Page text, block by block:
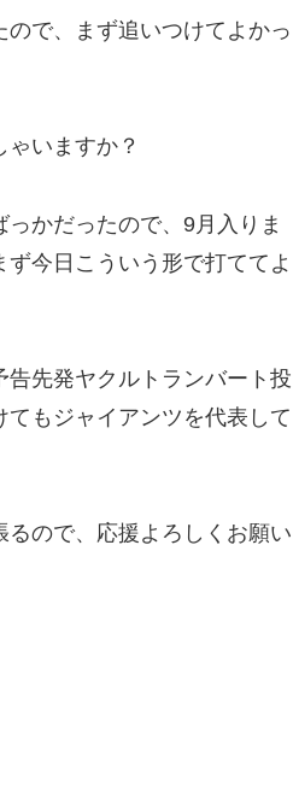
ので、まず追いつけてよかっ
いますか？
かだったので、9月入りま
今日こういう形で打ててよ
先発ヤクルトランバート投
もジャイアンツを代表して
るので、応援よろしくお願い